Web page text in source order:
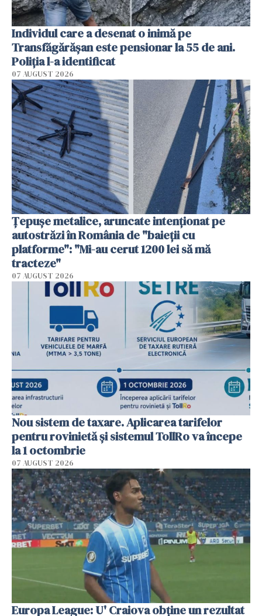
Individul care a desenat o inimă pe
Transfăgărășan este pensionar la 55 de ani.
Poliția l-a identificat
07 AUGUST 2026
Țepușe metalice, aruncate intenționat pe
autostrăzi în România de "baieții cu
platforme": "Mi-au cerut 1200 lei să mă
tracteze"
07 AUGUST 2026
Nou sistem de taxare. Aplicarea tarifelor
pentru rovinietă şi sistemul TollRo va începe
la 1 octombrie
07 AUGUST 2026
Europa League: U' Craiova obține un rezultat